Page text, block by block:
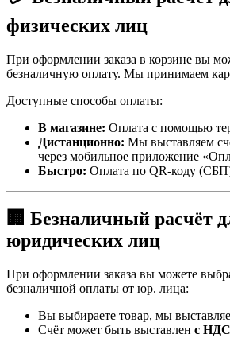
физических лиц
При оформлении заказа в корзине вы
безналичную оплату. Мы принимаем
Доступные способы оплаты:
В магазине: Оплата с помощью
Дистанционно: Мы выставляем
через мобильное приложение
Быстро: Оплата по QR-коду
🏢 Безналичный расчёт
юридических лиц
При оформлении заказа вы можете
безналичной оплаты от юр. лица:
Вы выбираете товар, мы
Счёт может быть выставлен с